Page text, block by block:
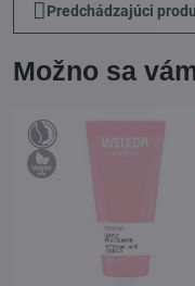
Predchádzajúci
Možno sa